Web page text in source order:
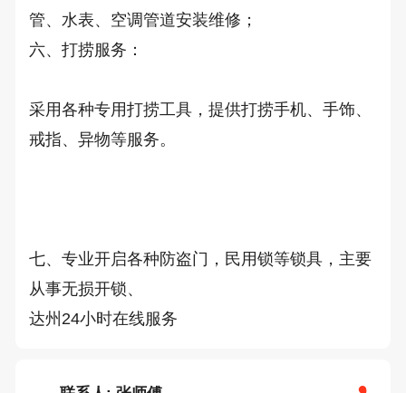
管、水表、空调管道安装维修；
六、打捞服务：
采用各种专用打捞工具，提供打捞手机、手饰、
戒指、异物等服务。
七、专业开启各种防盗门，民用锁等锁具，主要
从事无损开锁、
达州24小时在线服务